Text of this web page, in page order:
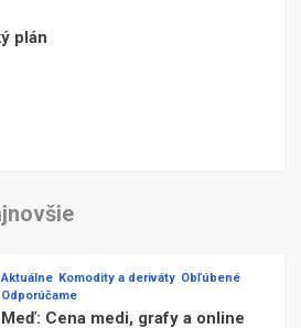
plán
Aktuálne Komodity a deriváty Obľúbené
Odporúčame
Meď: Cena medi, grafy a online